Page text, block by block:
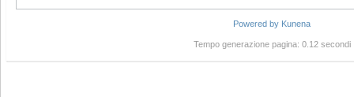
Powered by Kunena
Tempo generazione pagina: 0.12 secondi